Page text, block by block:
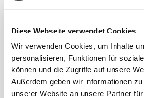
Diese Webseite verwendet Cookies
Wir verwenden Cookies, um Inhalte
personalisieren, Funktionen für
können und die Zugriffe auf unsere
Außerdem geben wir Informationen
unserer Website an unsere Partner
Beim
sollte zunächst das Futter
werden auf ca. 1,5 – 3 kg
Heu pro 100 kg
verträgliches Kraftfutter,